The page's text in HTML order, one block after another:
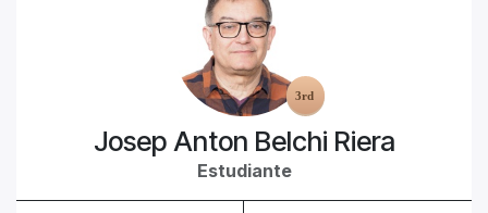
Josep Anton Belchi Riera
Estudiante